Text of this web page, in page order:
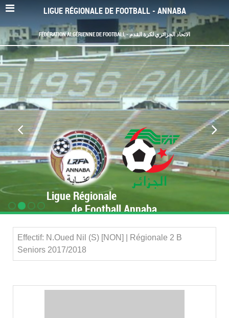
LIGUE RÉGIONALE DE FOOTBALL - ANNABA
FÉDÉRATION ALGÉRIENNE DE FOOTBALL - الاتحاد الجزائري لكرة القدم
Ligue Régionale
de Football Annaba
Effectif: N.Oued Nil (S) [NON] | Régionale 2 B
Seniors 2017/2018